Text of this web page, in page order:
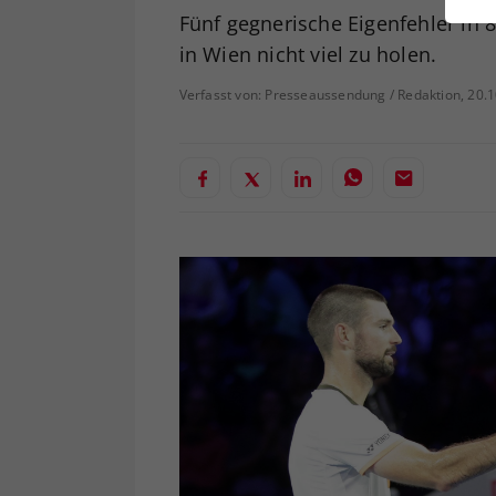
Fünf gegnerische Eigenfehler in
in Wien nicht viel zu holen.
Verfasst von: Presseaussendung / Redaktion,